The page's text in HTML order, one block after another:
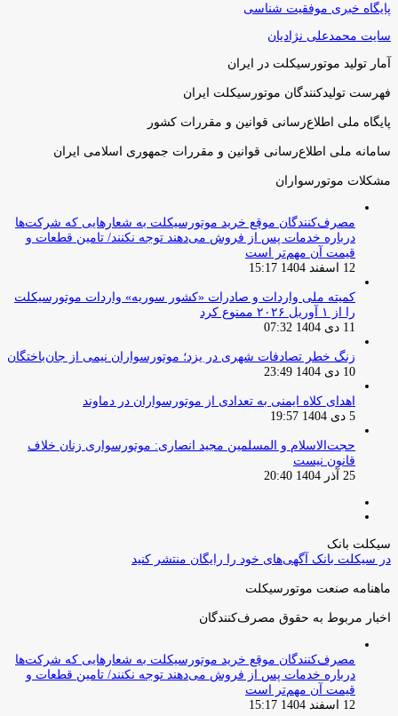
پایگاه خبری موفقیت شناسی
سایت محمدعلی نژادیان
آمار تولید موتورسیکلت در ایران
فهرست تولیدکنندگان موتورسیکلت ایران
پایگاه ملی اطلاع‌رسانی قوانین و مقررات کشور
سامانه ملی اطلاع‌رسانی قوانین و مقررات جمهوری اسلامی ایران
مشکلات موتورسواران
مصرف‌کنندگان موقع خرید موتورسیکلت به شعارهایی که شرکت‌ها
درباره خدمات پس از فروش می‌دهند توجه نکنند/ تامین قطعات و
قیمت آن مهم‌تر است
12 اسفند 1404 15:17
کمیته ملی واردات و صادرات «کشور سوریه» واردات موتورسیکلت
را از ۱ آوریل ۲۰۲۶ ممنوع کرد
11 دی 1404 07:32
زنگ خطر تصادفات شهری در یزد؛ موتورسواران نیمی از جان‌باختگان
10 دی 1404 23:49
اهدای کلاه ایمنی به تعدادی از موتورسواران در دماوند
5 دی 1404 19:57
حجت‌الاسلام و المسلمین مجید انصاری: موتورسواری زنان خلاف
قانون نیست
25 آذر 1404 20:40
سیکلت بانک
در سیکلت بانک آگهی‌های خود را رایگان منتشر کنید
ماهنامه صنعت موتورسیکلت
اخبار مربوط به حقوق مصرف‌کنندگان
مصرف‌کنندگان موقع خرید موتورسیکلت به شعارهایی که شرکت‌ها
درباره خدمات پس از فروش می‌دهند توجه نکنند/ تامین قطعات و
قیمت آن مهم‌تر است
12 اسفند 1404 15:17